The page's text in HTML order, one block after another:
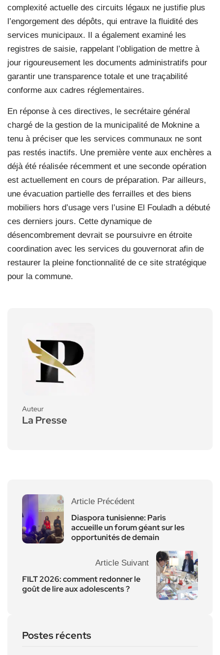
complexité actuelle des circuits légaux ne justifie plus
l’engorgement des dépôts, qui entrave la fluidité des
services municipaux. Il a également examiné les
registres de saisie, rappelant l’obligation de mettre à
jour rigoureusement les documents administratifs pour
garantir une transparence totale et une traçabilité
conforme aux cadres réglementaires.
En réponse à ces directives, le secrétaire général
chargé de la gestion de la municipalité de Moknine a
tenu à préciser que les services communaux ne sont
pas restés inactifs. Une première vente aux enchères a
déjà été réalisée récemment et une seconde opération
est actuellement en cours de préparation. Par ailleurs,
une évacuation partielle des ferrailles et des biens
mobiliers hors d’usage vers l’usine El Fouladh a débuté
ces derniers jours. Cette dynamique de
désencombrement devrait se poursuivre en étroite
coordination avec les services du gouvernorat afin de
restaurer la pleine fonctionnalité de ce site stratégique
pour la commune.
Auteur
La Presse
Article Précédent
Diaspora tunisienne: Paris
accueille un forum géant sur les
opportunités de demain
Article Suivant
FILT 2026: comment redonner le
goût de lire aux adolescents ?
Postes récents